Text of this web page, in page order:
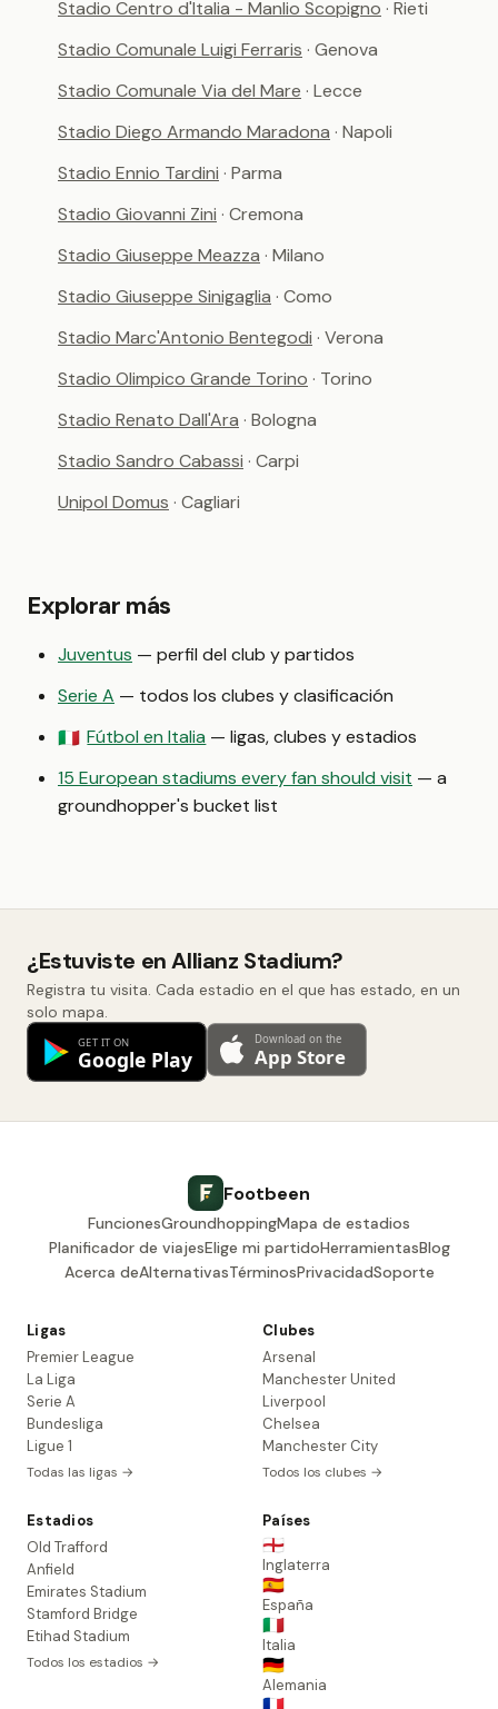
Stadio Centro d'Italia - Manlio Scopigno · Rieti
Stadio Comunale Luigi Ferraris · Genova
Stadio Comunale Via del Mare · Lecce
Stadio Diego Armando Maradona · Napoli
Stadio Ennio Tardini · Parma
Stadio Giovanni Zini · Cremona
Stadio Giuseppe Meazza · Milano
Stadio Giuseppe Sinigaglia · Como
Stadio Marc'Antonio Bentegodi · Verona
Stadio Olimpico Grande Torino · Torino
Stadio Renato Dall'Ara · Bologna
Stadio Sandro Cabassi · Carpi
Unipol Domus · Cagliari
Explorar más
Juventus — perfil del club y partidos
Serie A — todos los clubes y clasificación
🇮🇹 Fútbol en Italia — ligas, clubes y estadios
15 European stadiums every fan should visit — a
groundhopper's bucket list
¿Estuviste en Allianz Stadium?
Registra tu visita. Cada estadio en el que has estado, en un
solo mapa.
Footbeen
FuncionesGroundhoppingMapa de estadios
Planificador de viajesElige mi partidoHerramientasBlog
Acerca deAlternativasTérminosPrivacidadSoporte
Ligas
Premier League
La Liga
Serie A
Bundesliga
Ligue 1
Todas las ligas →
Clubes
Arsenal
Manchester United
Liverpool
Chelsea
Manchester City
Todos los clubes →
Estadios
Old Trafford
Anfield
Emirates Stadium
Stamford Bridge
Etihad Stadium
Todos los estadios →
Países
🏴󠁧󠁢󠁥󠁮󠁧󠁿
Inglaterra
🇪🇸
España
🇮🇹
Italia
🇩🇪
Alemania